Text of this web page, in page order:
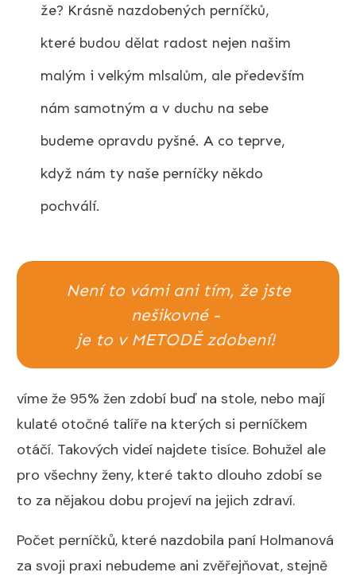
že? Krásně nazdobených perníčků,
které budou dělat radost nejen našim
malým i velkým mlsalům, ale především
nám samotným a v duchu na sebe
budeme opravdu pyšné. A co teprve,
když nám ty naše perníčky někdo
pochválí.
Není to vámi ani tím, že jste
nešikovné -
je to v METODĚ zdobení!
víme že 95% žen zdobí buď na stole, nebo mají
kulaté otočné talíře na kterých si perníčkem
otáčí. Takových videí najdete tisíce. Bohužel ale
pro všechny ženy, které takto dlouho zdobí se
to za nějakou dobu projeví na jejich zdraví.
Počet perníčků, které nazdobila paní Holmanová
za svoji praxi nebudeme ani zvěřejňovat, stejně